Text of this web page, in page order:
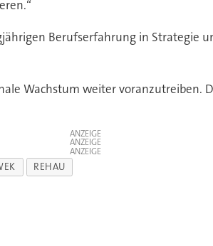
Berufserfahrung in Strategie
Wachstum weiter voranzutreiben.
ANZEIGE
ANZEIGE
ANZEIGE
REHAU